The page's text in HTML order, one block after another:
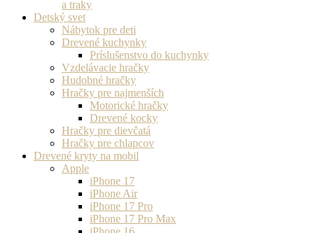
a traky
Detský svet
Nábytok pre deti
Drevené kuchynky
Príslušenstvo do kuchynky
Vzdelávacie hračky
Hudobné hračky
Hračky pre najmenších
Motorické hračky
Drevené kocky
Hračky pre dievčatá
Hračky pre chlapcov
Drevené kryty na mobil
Apple
iPhone 17
iPhone Air
iPhone 17 Pro
iPhone 17 Pro Max